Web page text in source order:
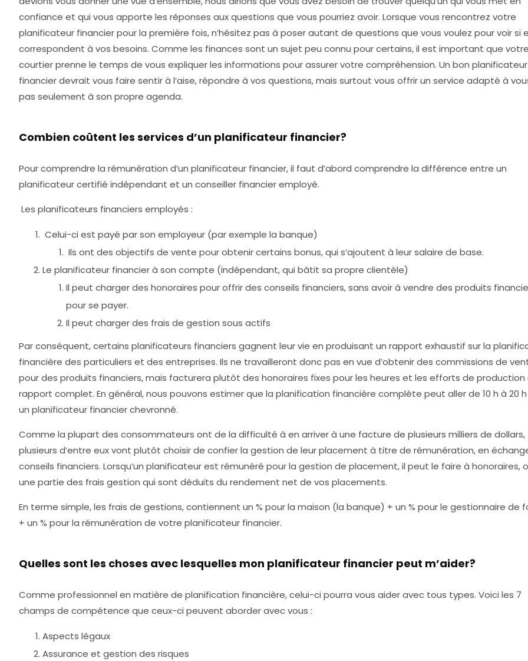
confiance et qui vous apporte les réponses aux questions que vous pourriez avoir. Lorsque vous rencontrez votre
planificateur financier pour la première fois, n’hésitez pas à poser autant de questions que vous voulez pour voir si
correspondent à vos besoins. Comme les finances sont un sujet peu connu pour certains, il est important que votre
courtier prenne le temps de vous expliquer les informations pour assurer votre compréhension. Un bon planificateur
financier devrait vous faire sentir à l’aise, répondre à vos questions, mais surtout vous offrir un service adapté à
pas seulement à son propre agenda.
Combien coûtent les services d’un planificateur financier?
Pour comprendre la rémunération d’un planificateur financier, il faut d’abord comprendre la différence entre un
planificateur certifié indépendant et un conseiller financier employé.
Les planificateurs financiers employés :
Celui-ci est payé par son employeur (par exemple la banque)
Ils ont des objectifs de vente pour obtenir certains bonus, qui s’ajoutent à leur salaire de base.
Le planificateur financier à son compte (indépendant, qui bâtit sa propre clientèle)
Il peut charger des honoraires pour offrir des conseils financiers, sans avoir à vendre des produits
pour se payer.
Il peut charger des frais de gestion sous actifs
Par conséquent, certains planificateurs financiers gagnent leur vie en produisant un rapport exhaustif sur la
financière des particuliers et des entreprises. Ils ne travailleront donc pas en vue d’obtenir des commissions de
pour des produits financiers, mais facturera plutôt des honoraires fixes pour les heures et les efforts de production
rapport complet. En général, nous pouvons estimer que la planification financière complète peut aller de 10 h à 20
un planificateur financier chevronné.
Comme la plupart des consommateurs ont de la difficulté à en arriver à une facture de plusieurs milliers de dollars,
plusieurs d’entre eux vont plutôt choisir de confier la gestion de leur placement à titre de rémunération, en
conseils financiers. Lorsqu’un planificateur est rémunéré pour la gestion de placement, il peut le faire à honoraires,
une partie des frais gestion qui sont déduits du rendement net de vos placements.
En terme simple, les frais de gestions, contiennent un % pour la maison (la banque) + un % pour le gestionnaire de
+ un % pour la rémunération de votre planificateur financier.
Quelles sont les choses avec lesquelles mon planificateur financier peut m’aider?
Comme professionnel en matière de planification financière, celui-ci pourra vous aider avec tous types. Voici les 7
champs de compétence que ceux-ci peuvent aborder avec vous :
Aspects légaux
Assurance et gestion des risques